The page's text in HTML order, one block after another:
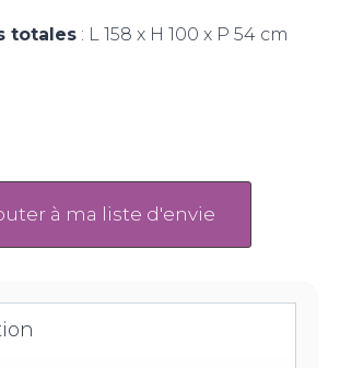
totales : L 158 x H 100 x P 54 cm
à ma liste d'envie